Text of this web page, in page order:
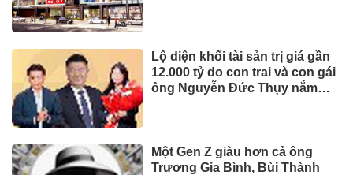
Lộ diện khối tài sản trị giá gần
12.000 tỷ do con trai và con gái
ông Nguyễn Đức Thụy nắm
Một Gen Z giàu hơn cả ông
Trương Gia Bình, Bùi Thành